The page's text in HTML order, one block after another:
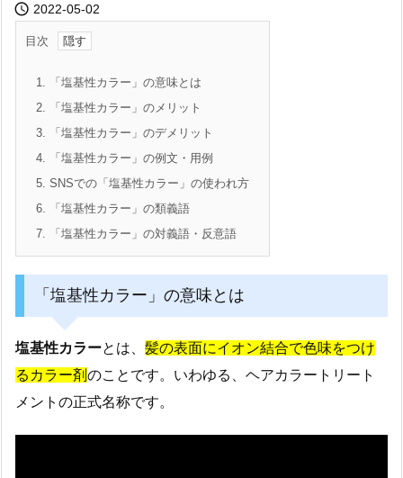
 2022-05-02
目次
1. 「塩基性カラー」の意味とは
2. 「塩基性カラー」のメリット
3. 「塩基性カラー」のデメリット
4. 「塩基性カラー」の例文・用例
5. SNSでの「塩基性カラー」の使われ方
6. 「塩基性カラー」の類義語
7. 「塩基性カラー」の対義語・反意語
「塩基性カラー」の意味とは
塩基性カラーとは、 髪の表面にイオン結合で色味をつけ
るカラー剤のことです。いわゆる、ヘアカラートリート
メントの正式名称です。